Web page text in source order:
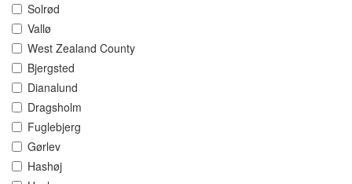
Solrød
Vallø
West Zealand County
Bjergsted
Dianalund
Dragsholm
Fuglebjerg
Gørlev
Hashøj